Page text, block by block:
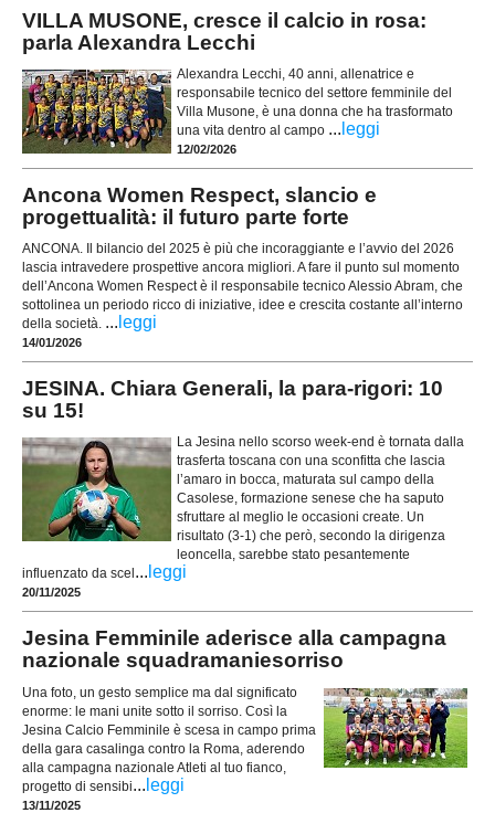
VILLA MUSONE, cresce il calcio in rosa:
parla Alexandra Lecchi
Alexandra Lecchi, 40 anni, allenatrice e
responsabile tecnico del settore femminile del
Villa Musone, è una donna che ha trasformato
una vita dentro al campo ... leggi
12/02/2026
Ancona Women Respect, slancio e
progettualità: il futuro parte forte
ANCONA. Il bilancio del 2025 è più che incoraggiante e l’avvio del 2026
lascia intravedere prospettive ancora migliori. A fare il punto sul momento
dell’Ancona Women Respect è il responsabile tecnico Alessio Abram, che
sottolinea un periodo ricco di iniziative, idee e crescita costante all’interno
della società. ... leggi
14/01/2026
JESINA. Chiara Generali, la para-rigori: 10
su 15!
La Jesina nello scorso week-end è tornata dalla
trasferta toscana con una sconfitta che lascia
l’amaro in bocca, maturata sul campo della
Casolese, formazione senese che ha saputo
sfruttare al meglio le occasioni create. Un
risultato (3-1) che però, secondo la dirigenza
leoncella, sarebbe stato pesantemente
influenzato da scel ... leggi
20/11/2025
Jesina Femminile aderisce alla campagna
nazionale squadramaniesorriso
Una foto, un gesto semplice ma dal significato
enorme: le mani unite sotto il sorriso. Così la
Jesina Calcio Femminile è scesa in campo prima
della gara casalinga contro la Roma, aderendo
alla campagna nazionale Atleti al tuo fianco,
progetto di sensibi... leggi
13/11/2025